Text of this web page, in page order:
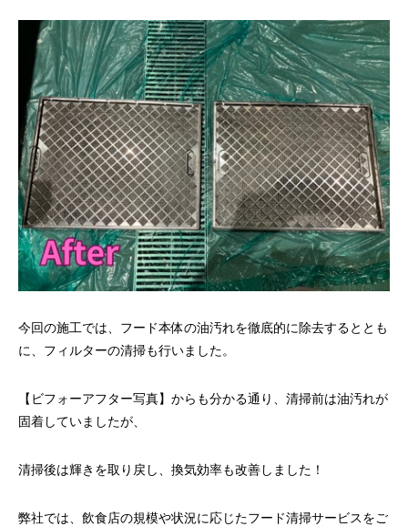
今回の施工では、フード本体の油汚れを徹底的に除去するととも
に、フィルターの清掃も行いました。
【ビフォーアフター写真】からも分かる通り、清掃前は油汚れが
固着していましたが、
清掃後は輝きを取り戻し、換気効率も改善しました！
弊社では、飲食店の規模や状況に応じたフード清掃サービスをご